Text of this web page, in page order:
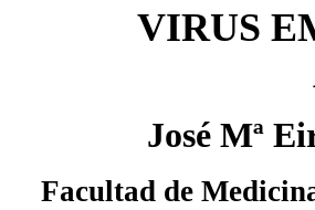
VIRUS
José Mª
Facultad de